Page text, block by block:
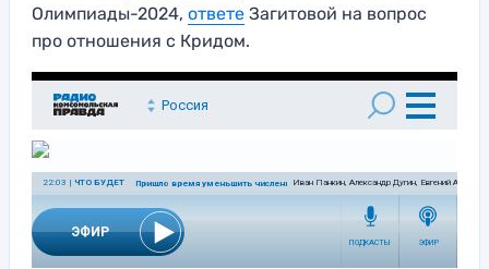
Олимпиады-2024, ответе Загитовой на вопрос
про отношения с Кридом.